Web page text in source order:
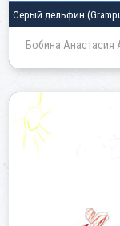
Серый дельфин
Бобина Анастасия